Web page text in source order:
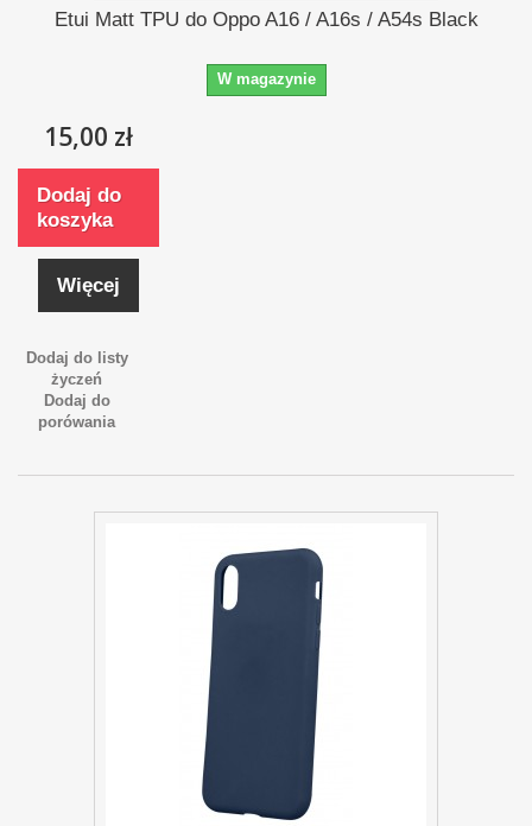
Etui Matt TPU do Oppo A16 / A16s / A54s Black
W magazynie
15,00 zł
Dodaj do
koszyka
Więcej
Dodaj do listy
życzeń
Dodaj do
porówania